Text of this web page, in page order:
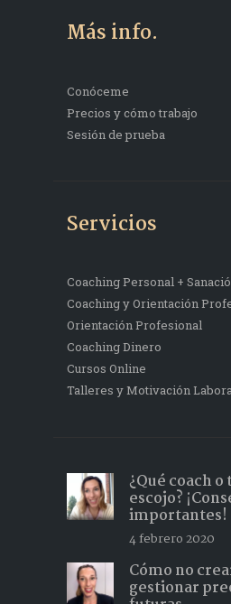
Más info.
Conóceme
Precios y cómo trabajo
Sesión de prueba
Servicios
Coaching Personal +
Coaching y Orientación
Orientación Profesional
Coaching Dinero
Cursos Online
Talleres y Motivación
¿Qué coach
escojo?
importantes!
4 febrero 2020
Cómo no
gestionar